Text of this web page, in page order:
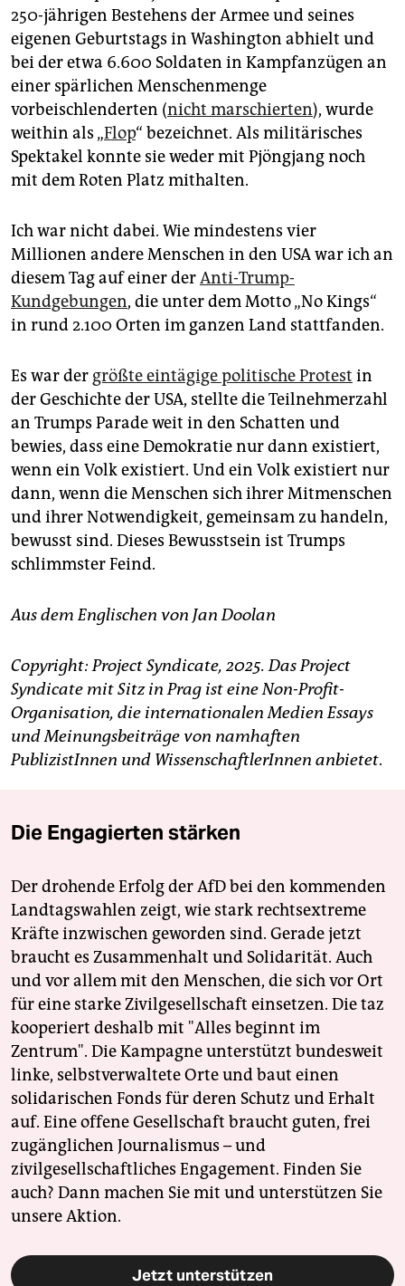
250-jährigen Bestehens der Armee und seines
eigenen Geburtstags in Washington abhielt und
bei der etwa 6.600 Soldaten in Kampfanzügen an
einer spärlichen Menschenmenge
vorbeischlenderten (nicht marschierten), wurde
weithin als „Flop“ bezeichnet. Als militärisches
Spektakel konnte sie weder mit Pjöngjang noch
mit dem Roten Platz mithalten.
Ich war nicht dabei. Wie mindestens vier
Millionen andere Menschen in den USA war ich an
diesem Tag auf einer derAnti-Trump-
Kundgebungen, die unter dem Motto „No Kings“
in rund 2.100 Orten im ganzen Land stattfanden.
Es war der größte eintägige politische Protest in
der Geschichte der USA, stellte die Teilnehmerzahl
an Trumps Parade weit in den Schatten und
bewies, dass eine Demokratie nur dann existiert,
wenn ein Volk existiert. Und ein Volk existiert nur
dann, wenn die Menschen sich ihrer Mitmenschen
und ihrer Notwendigkeit, gemeinsam zu handeln,
bewusst sind. Dieses Bewusstsein ist Trumps
schlimmster Feind.
Aus dem Englischen von Jan Doolan
Copyright: Project Syndicate, 2025. Das Project
Syndicate mit Sitz in Prag ist eine Non-Profit-
Organisation, die internationalen Medien Essays
und Meinungsbeiträge von namhaften
PublizistInnen und WissenschaftlerInnen anbietet.
Die Engagierten stärken
Der drohende Erfolg der AfD bei den kommenden
Landtagswahlen zeigt, wie stark rechtsextreme
Kräfte inzwischen geworden sind. Gerade jetzt
braucht es Zusammenhalt und Solidarität. Auch
und vor allem mit den Menschen, die sich vor Ort
für eine starke Zivilgesellschaft einsetzen. Die taz
kooperiert deshalb mit "Alles beginnt im
Zentrum". Die Kampagne unterstützt bundesweit
linke, selbstverwaltete Orte und baut einen
solidarischen Fonds für deren Schutz und Erhalt
auf. Eine offene Gesellschaft braucht guten, frei
zugänglichen Journalismus – und
zivilgesellschaftliches Engagement. Finden Sie
auch? Dann machen Sie mit und unterstützen Sie
unsere Aktion.
Jetzt unterstützen